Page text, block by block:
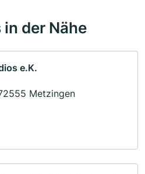
der Nähe
e.K.
Metzingen